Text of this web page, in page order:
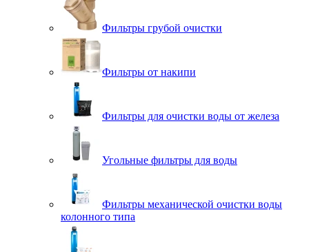
Фильтры грубой очистки
Фильтры от накипи
Фильтры для очистки воды от железа
Угольные фильтры для воды
Фильтры механической очистки воды
колонного типа